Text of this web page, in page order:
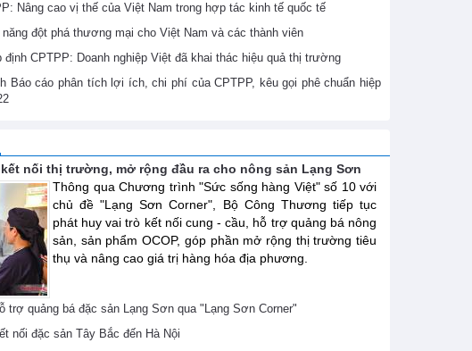
Nâng cao vị thế của Việt Nam trong hợp tác kinh tế quốc tế
đột phá thương mại cho Việt Nam và các thành viên
CPTPP: Doanh nghiệp Việt đã khai thác hiệu quả thị trường
Báo cáo phân tích lợi ích, chi phí của CPTPP, kêu gọi phê chuẩn hiệp
nối thị trường, mở rộng đầu ra cho nông sản Lạng Sơn
Thông qua Chương trình "Sức sống hàng Việt" số 10 với
chủ đề "Lạng Sơn Corner", Bộ Công Thương tiếp tục
phát huy vai trò kết nối cung - cầu, hỗ trợ quảng bá nông
sản, sản phẩm OCOP, góp phần mở rộng thị trường tiêu
thụ và nâng cao giá trị hàng hóa địa phương.
trợ quảng bá đặc sản Lạng Sơn qua "Lạng Sơn Corner"
nối đặc sản Tây Bắc đến Hà Nội